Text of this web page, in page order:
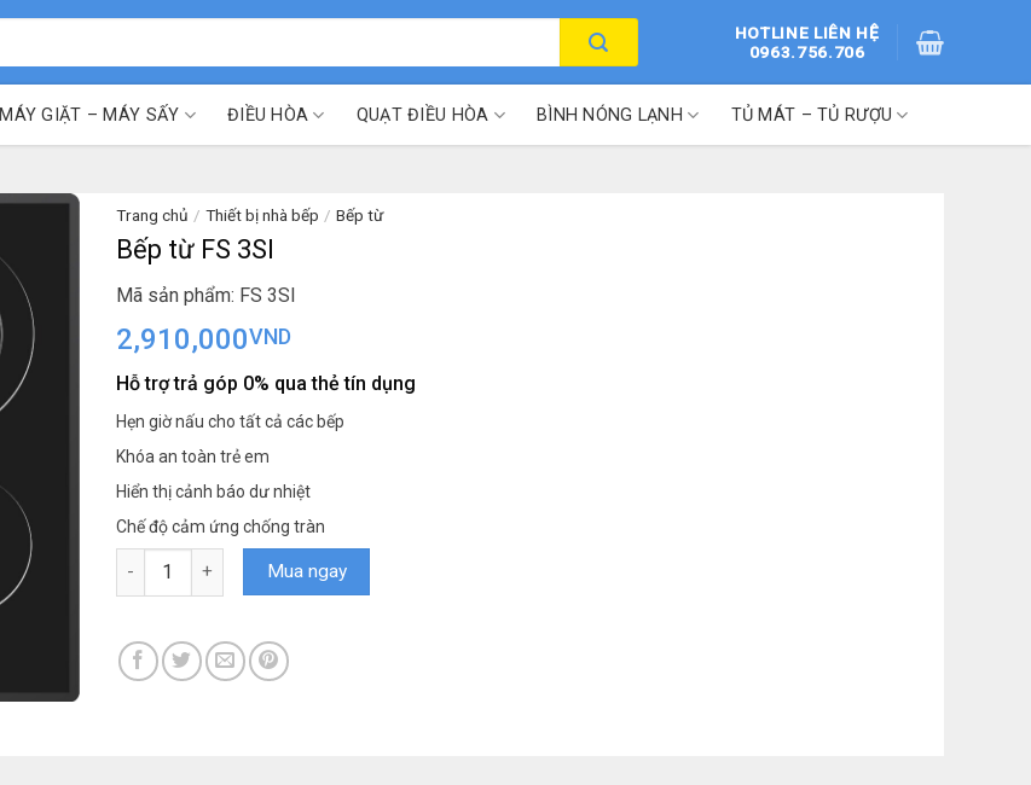
HOTLINE LIÊN HỆ
0963.756.706
MÁY GIẶT – MÁY SẤY ĐIỀU HÒA QUẠT ĐIỀU HÒA BÌNH NÓNG LẠNH TỦ MÁT – TỦ RƯỢU
Trang chủ / Thiết bị nhà bếp / Bếp từ
Bếp từ FS 3SI
Mã sản phẩm: FS 3SI
2,910,000VND
Hỗ trợ trả góp 0% qua thẻ tín dụng
Hẹn giờ nấu cho tất cả các bếp
Khóa an toàn trẻ em
Hiển thị cảnh báo dư nhiệt
Chế độ cảm ứng chống tràn
Bếp từ FS 3SI số lượngMua ngay